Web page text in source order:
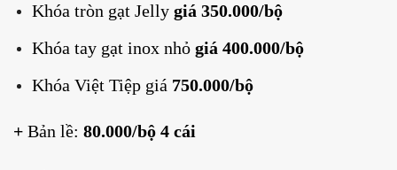
Khóa tròn gạt Jelly giá 350.000/bộ
Khóa tay gạt inox nhỏgiá 400.000/bộ
Khóa Việt Tiệp giá 750.000/bộ
+ Bản lề: 80.000/bộ 4 cái